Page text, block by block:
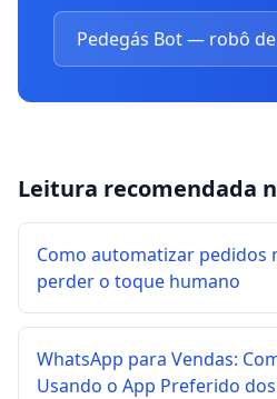
Pedegás Bot — robô
Leitura recomendada
Como automatizar pedidos
perder o toque humano
WhatsApp para Vendas:
Usando o App Preferido